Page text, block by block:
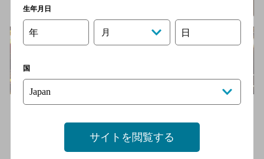
[オーセンティックバー]
世界カクテルコンクール優勝者でアイラ島特別民間親善大使を務
東京メトロ有楽町線 銀座一丁目駅6番出口より徒歩2分／東
京メトロ銀座線 銀座駅Ａ13番出口より徒歩5分
生年月日
年 月 日
国
サイトを閲覧する